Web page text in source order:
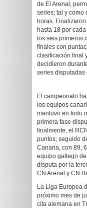
de El Arenal,
series; tal y como
horas.
hasta 18 por
los seis primeros
finales con
clasificación final
decidieron
series disputadas
El campeonato
los equipos
mantuvo en todo
primera fase
finalmente, el
puntos; seguido
Canaria, con 89,
equipo gallego
disputa por la
CN Arenal y CN
La Liga Europea
próximo mes de
cita alemana en